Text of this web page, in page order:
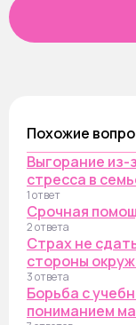
Похожие
Выгорание из-
стресса в
1 ответ
Срочная
2 ответа
Страх не
стороны
3 ответа
Борьба с
пониманием